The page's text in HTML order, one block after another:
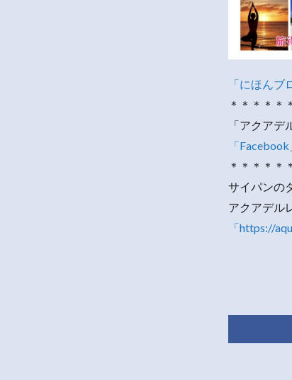
「にほんブ
＊＊＊＊＊
「アクアデ
「Facebook
＊＊＊＊＊
サイパンの
アクアデル
「https://